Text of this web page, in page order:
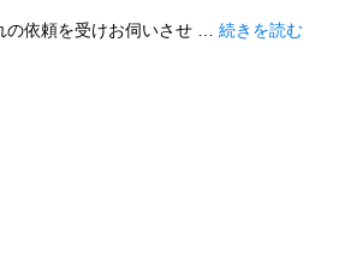
の依頼を受けお伺いさせ … 続きを読む